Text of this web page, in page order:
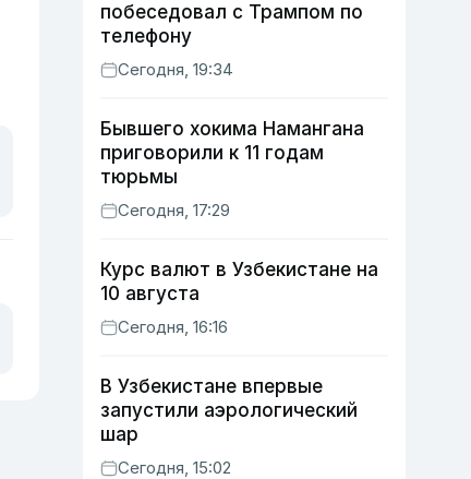
побеседовал с Трампом по
телефону
Сегодня, 19:34
Бывшего хокима Намангана
приговорили к 11 годам
тюрьмы
Сегодня, 17:29
Курс валют в Узбекистане на
10 августа
Сегодня, 16:16
В Узбекистане впервые
запустили аэрологический
шар
Сегодня, 15:02